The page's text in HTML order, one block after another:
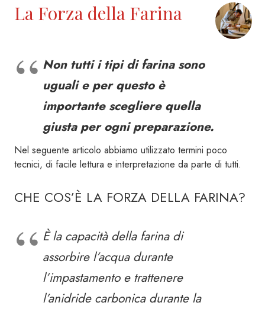
La Forza della Farina
Non tutti i tipi di farina sono
uguali e per questo è
importante scegliere quella
giusta per ogni preparazione.
Nel seguente articolo abbiamo utilizzato termini poco
tecnici, di facile lettura e interpretazione da parte di tutti.
CHE COS’È LA FORZA DELLA FARINA?
È la capacità della farina di
assorbire l’acqua durante
l’impastamento e trattenere
l’anidride carbonica durante la